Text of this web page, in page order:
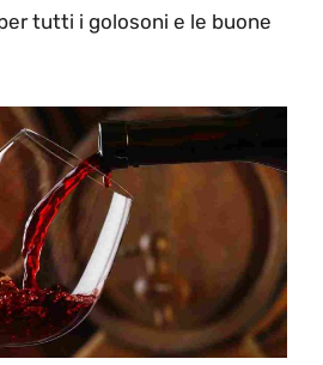
tutti i golosoni e le buone